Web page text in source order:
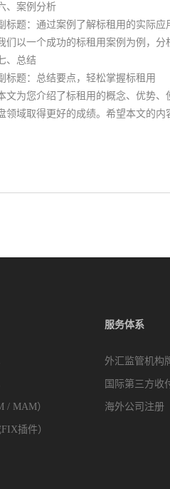
、案例分析
标题：通过案例了解标租用的实际应
们以一个成功的标租用案例为例，分
、总结
标题：总结要点，轻松掌握标租用
文为您介绍了标租用的概念、优势
领域取得更好的成绩。希望本文的内
/ MAM）
插件）
服务体系
外汇监管机构
国际第三方收
海外公司注册